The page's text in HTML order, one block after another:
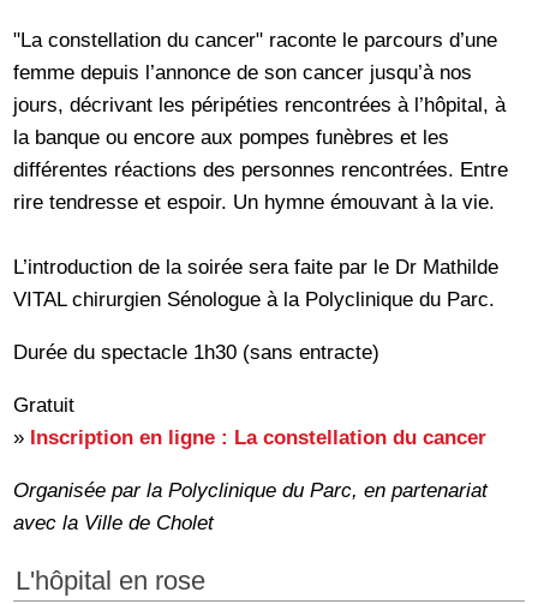
"La constellation du cancer" raconte le parcours d’une
femme depuis l’annonce de son cancer jusqu’à nos
jours, décrivant les péripéties rencontrées à l’hôpital, à
la banque ou encore aux pompes funèbres et les
différentes réactions des personnes rencontrées. Entre
rire tendresse et espoir. Un hymne émouvant à la vie.
L’introduction de la soirée sera faite par le Dr Mathilde
VITAL chirurgien Sénologue à la Polyclinique du Parc.
Durée du spectacle 1h30 (sans entracte)
Gratuit
» Inscription en ligne : La constellation du cancer
Organisée par la Polyclinique du Parc, en partenariat
avec la Ville de Cholet
L'hôpital en rose